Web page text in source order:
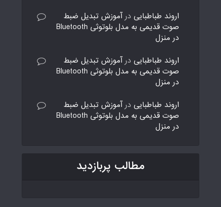
اروند طباطبایی درآموزش تبدیل ضبط
صوت قدیمی به مدل بلوتوثی Bluetooth
در منزل
اروند طباطبایی درآموزش تبدیل ضبط
صوت قدیمی به مدل بلوتوثی Bluetooth
در منزل
اروند طباطبایی درآموزش تبدیل ضبط
صوت قدیمی به مدل بلوتوثی Bluetooth
در منزل
مطالب پربازدید